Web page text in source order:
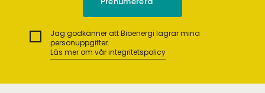
Jag godkänner att Bioenergi lagrar mina
personuppgifter.
Läs mer om vår integritetspolicy